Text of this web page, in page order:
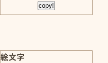
copy!
絵文字